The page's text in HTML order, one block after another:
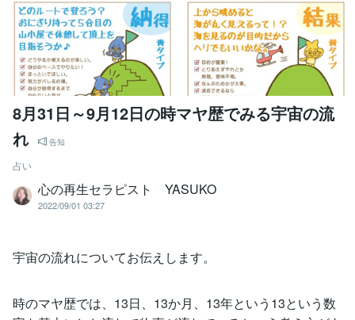
8月31日～9月12日の時マヤ歴でみる宇宙の流
れ
告知
占い
心の再生セラピスト YASUKO
2022/09/01 03:27
宇宙の流れについてお伝えします。
時のマヤ歴では、13日、13か月、13年という13という数